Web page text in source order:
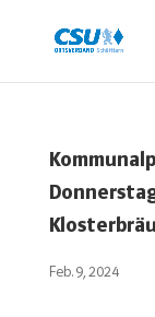
Feb. 9, 2024